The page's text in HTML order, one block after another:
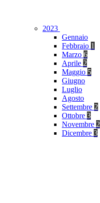
2023
Gennaio
Febbraio 1
Marzo 6
Aprile 2
Maggio 5
Giugno
Luglio
Agosto
Settembre 2
Ottobre 3
Novembre 2
Dicembre 3